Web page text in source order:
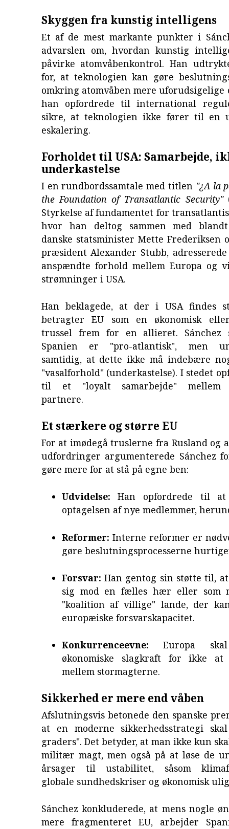
Skyggen fra kunstig intelligens
Et af de mest markante punkter i
advarslen om, hvordan kunstig
påvirke atomvåbenkontrol. Han
for, at teknologien kan gøre
omkring atomvåben mere uforudsigelige
han opfordrede til international
sikre, at teknologien ikke fører til en
eskalering.
Forholdet til USA: Samarbejde,
underkastelse
I en rundbordssamtale med titlen "¿A la
the Foundation of Transatlantic Security"
Styrkelse af fundamentet for
hvor han deltog sammen med
danske statsminister Mette Frederiksen
præsident Alexander Stubb,
anspændte forhold mellem Europa og
strømninger i USA.
Han beklagede, at der i USA findes
betragter EU som en økonomisk
trussel frem for en allieret. Sánchez
Spanien er "pro-atlantisk", men
samtidig, at dette ikke må indebære
"vasalforhold" (underkastelse). I stedet
til et "loyalt samarbejde" mellem
partnere.
Et stærkere og større EU
For at imødegå truslerne fra Rusland og
udfordringer argumenterede Sánchez
gøre mere for at stå på egne ben:
Udvidelse: Han opfordrede til at
optagelsen af nye medlemmer,
Reformer: Interne reformer er
gøre beslutningsprocesserne
Forsvar: Han gentog sin støtte til,
sig mod en fælles hær eller som
"koalition af villige" lande, der
europæiske forsvarskapacitet.
Konkurrenceevne: Europa
økonomiske slagkraft for ikke
mellem stormagterne.
Sikkerhed er mere end våben
Afslutningsvis betonede den spanske
at en moderne sikkerhedsstrategi
graders". Det betyder, at man ikke kun
militær magt, men også på at løse de
årsager til ustabilitet, såsom
globale sundhedskriser og økonomisk
Sánchez konkluderede, at mens nogle
mere fragmenteret EU, arbejder